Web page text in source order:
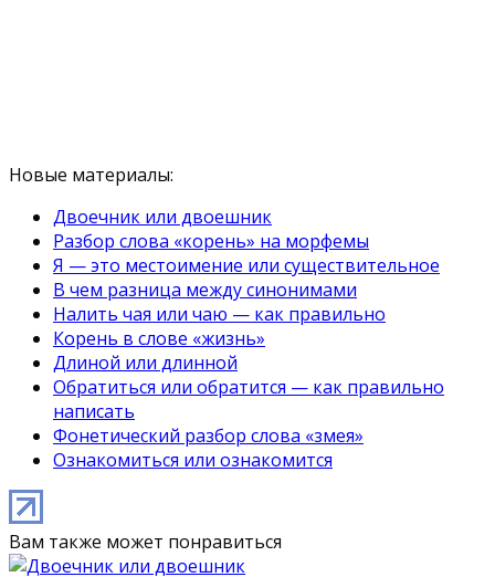
Новые материалы:
Двоечник или двоешник
Разбор слова «корень» на морфемы
Я — это местоимение или существительное
В чем разница между синонимами
Налить чая или чаю — как правильно
Корень в слове «жизнь»
Длиной или длинной
Обратиться или обратится — как правильно
написать
Фонетический разбор слова «змея»
Ознакомиться или ознакомится
Вам также может понравиться